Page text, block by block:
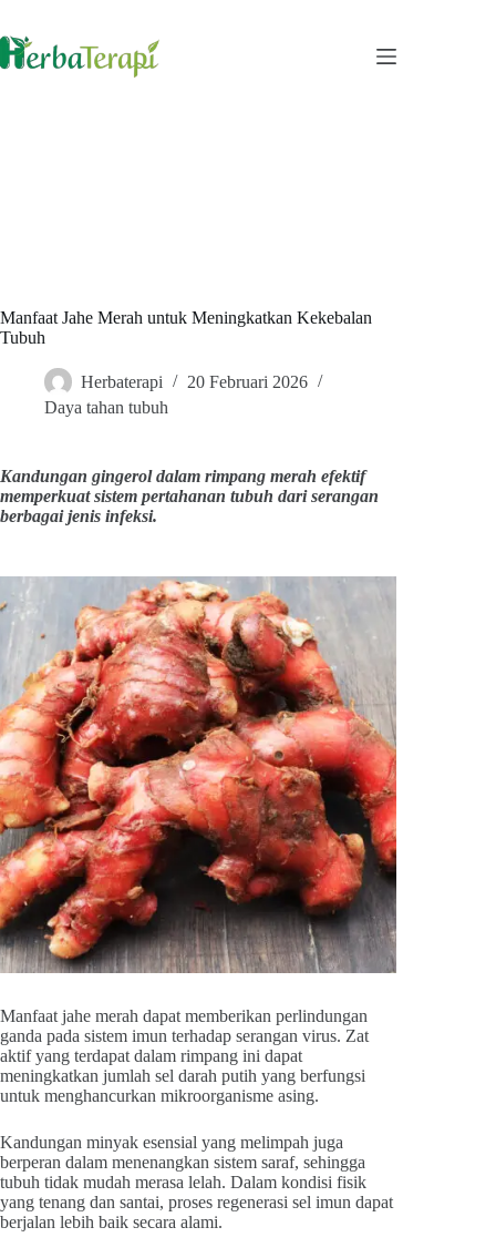
content
Manfaat Jahe Merah untuk Meningkatkan Kekebalan
Tubuh
Herbaterapi
20 Februari 2026
Daya tahan tubuh
Kandungan gingerol dalam rimpang merah efektif
memperkuat sistem pertahanan tubuh dari serangan
berbagai jenis infeksi.
Manfaat jahe merah dapat memberikan perlindungan
ganda pada sistem imun terhadap serangan virus. Zat
aktif yang terdapat dalam rimpang ini dapat
meningkatkan jumlah sel darah putih yang berfungsi
untuk menghancurkan mikroorganisme asing.
Kandungan minyak esensial yang melimpah juga
berperan dalam menenangkan sistem saraf, sehingga
tubuh tidak mudah merasa lelah. Dalam kondisi fisik
yang tenang dan santai, proses regenerasi sel imun dapat
berjalan lebih baik secara alami.